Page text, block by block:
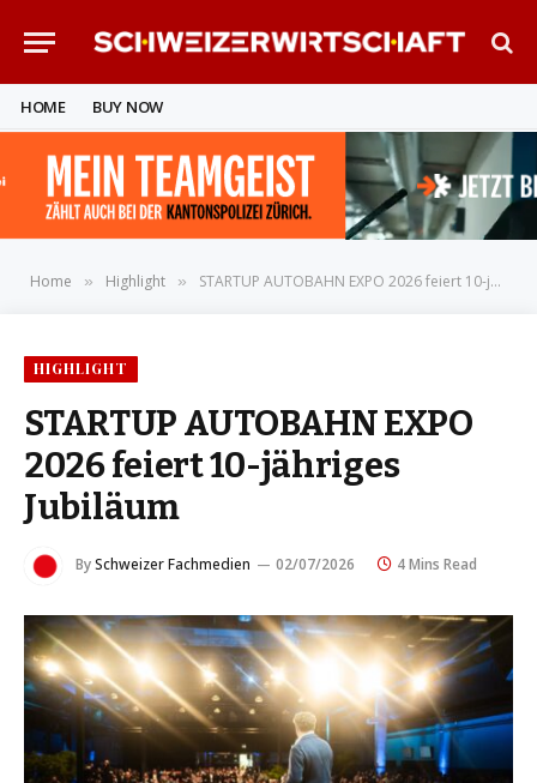
HOME BUY NOW
Home » Highlight » STARTUP AUTOBAHN EXPO 2026 feiert 10-jähriges Jubiläum
HIGHLIGHT
STARTUP AUTOBAHN EXPO
2026 feiert 10-jähriges
Jubiläum
BySchweizer Fachmedien 02/07/2026 4 Mins Read